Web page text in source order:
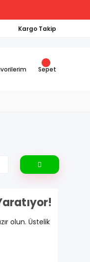
Kargo Takip
Sepet
olun. Üstelik